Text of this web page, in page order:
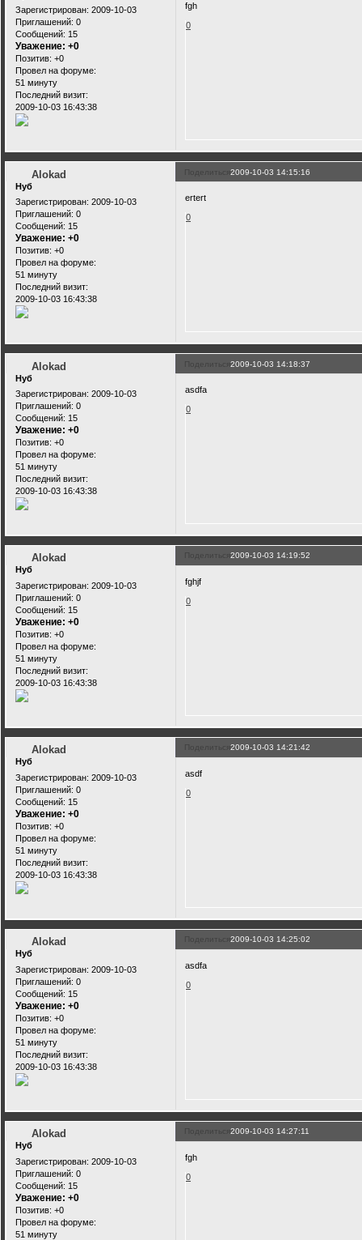
Зарегистрирован: 2009-10-03
Приглашений: 0
Сообщений: 15
Уважение: +0
Позитив: +0
Провел на форуме:
51 минуту
Последний визит:
2009-10-03 16:43:38
fgh
0
Поделиться2009-10-03 14:15:16
Alokad
Нуб
Зарегистрирован: 2009-10-03
Приглашений: 0
Сообщений: 15
Уважение: +0
Позитив: +0
Провел на форуме:
51 минуту
Последний визит:
2009-10-03 16:43:38
ertert
0
Поделиться2009-10-03 14:18:37
Alokad
Нуб
Зарегистрирован: 2009-10-03
Приглашений: 0
Сообщений: 15
Уважение: +0
Позитив: +0
Провел на форуме:
51 минуту
Последний визит:
2009-10-03 16:43:38
asdfa
0
Поделиться2009-10-03 14:19:52
Alokad
Нуб
Зарегистрирован: 2009-10-03
Приглашений: 0
Сообщений: 15
Уважение: +0
Позитив: +0
Провел на форуме:
51 минуту
Последний визит:
2009-10-03 16:43:38
fghjf
0
Поделиться2009-10-03 14:21:42
Alokad
Нуб
Зарегистрирован: 2009-10-03
Приглашений: 0
Сообщений: 15
Уважение: +0
Позитив: +0
Провел на форуме:
51 минуту
Последний визит:
2009-10-03 16:43:38
asdf
0
Поделиться2009-10-03 14:25:02
Alokad
Нуб
Зарегистрирован: 2009-10-03
Приглашений: 0
Сообщений: 15
Уважение: +0
Позитив: +0
Провел на форуме:
51 минуту
Последний визит:
2009-10-03 16:43:38
asdfa
0
Поделиться2009-10-03 14:27:11
Alokad
Нуб
Зарегистрирован: 2009-10-03
Приглашений: 0
Сообщений: 15
Уважение: +0
Позитив: +0
Провел на форуме:
51 минуту
fgh
0